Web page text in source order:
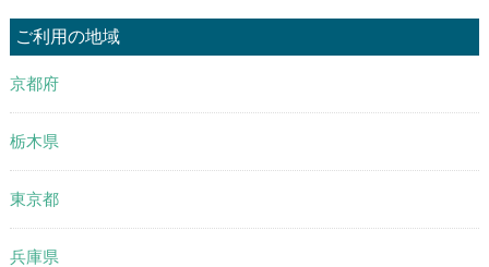
ご利用の地域
京都府
栃木県
東京都
兵庫県